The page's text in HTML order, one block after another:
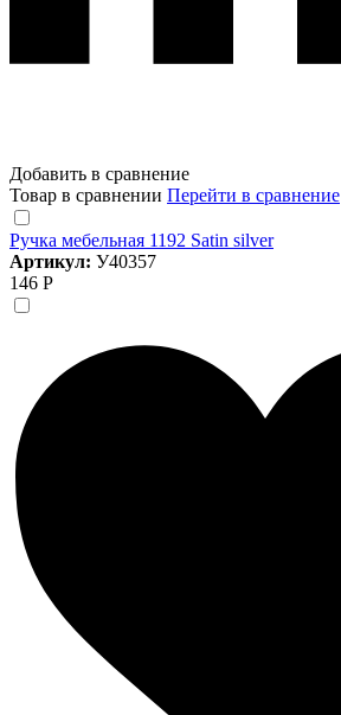
Добавить в сравнение
Товар в сравнении Перейти в сравнение
Ручка мебельная 1192 Satin silver
Артикул: У40357
146 Р